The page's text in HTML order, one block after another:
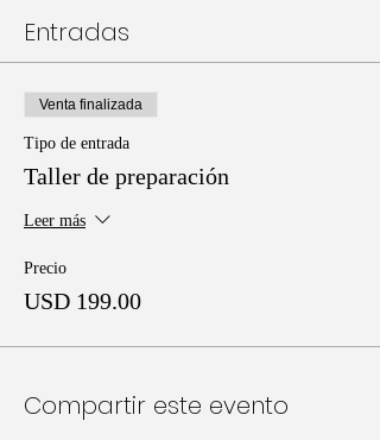
preparación de socios colaboradores, preparación
para el presupuesto y la sustentabilidad; y
preparación para la creación de plantillas de
solicitud de subvenciones. Obtenga acceso en
línea durante 60 días a todos los materiales y
recursos tratados en clase.
Entradas
Venta finalizada
Tipo de entrada
Taller de preparación
Leer más
Precio
USD 199.00
Compartir este evento